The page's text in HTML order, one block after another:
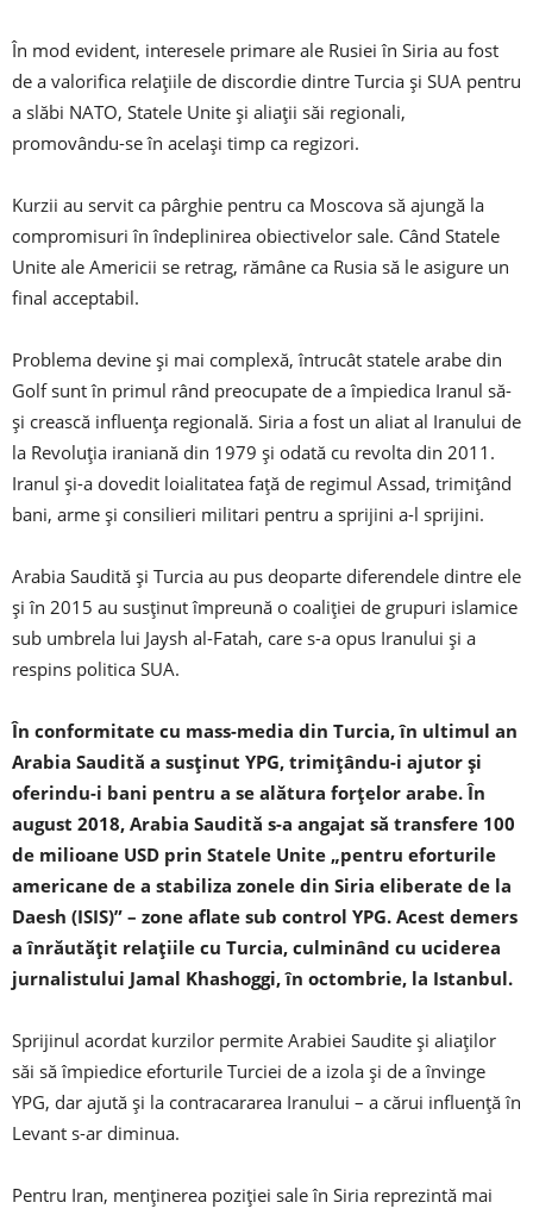
În mod evident, interesele primare ale Rusiei în Siria au fost
de a valorifica relațiile de discordie dintre Turcia și SUA pentru
a slăbi NATO, Statele Unite și aliații săi regionali,
promovându-se în același timp ca regizori.
Kurzii au servit ca pârghie pentru ca Moscova să ajungă la
compromisuri în îndeplinirea obiectivelor sale. Când Statele
Unite ale Americii se retrag, rămâne ca Rusia să le asigure un
final acceptabil.
Problema devine și mai complexă, întrucât statele arabe din
Golf sunt în primul rând preocupate de a împiedica Iranul să-
și crească influența regională. Siria a fost un aliat al Iranului de
la Revoluția iraniană din 1979 și odată cu revolta din 2011.
Iranul și-a dovedit loialitatea față de regimul Assad, trimițând
bani, arme și consilieri militari pentru a sprijini a-l sprijini.
Arabia Saudită și Turcia au pus deoparte diferendele dintre ele
și în 2015 au susținut împreună o coaliției de grupuri islamice
sub umbrela lui Jaysh al-Fatah, care s-a opus Iranului și a
respins politica SUA.
În conformitate cu mass-media din Turcia, în ultimul an
Arabia Saudită a susținut YPG, trimițându-i ajutor și
oferindu-i bani pentru a se alătura forțelor arabe. În
august 2018, Arabia Saudită s-a angajat să transfere 100
de milioane USD prin Statele Unite „pentru eforturile
americane de a stabiliza zonele din Siria eliberate de la
Daesh (ISIS)” – zone aflate sub control YPG. Acest demers
a înrăutățit relațiile cu Turcia, culminând cu uciderea
jurnalistului Jamal Khashoggi, în octombrie, la Istanbul.
Sprijinul acordat kurzilor permite Arabiei Saudite și aliaților
săi să împiedice eforturile Turciei de a izola și de a învinge
YPG, dar ajută și la contracararea Iranului – a cărui influență în
Levant s-ar diminua.
Pentru Iran, menținerea poziției sale în Siria reprezintă mai